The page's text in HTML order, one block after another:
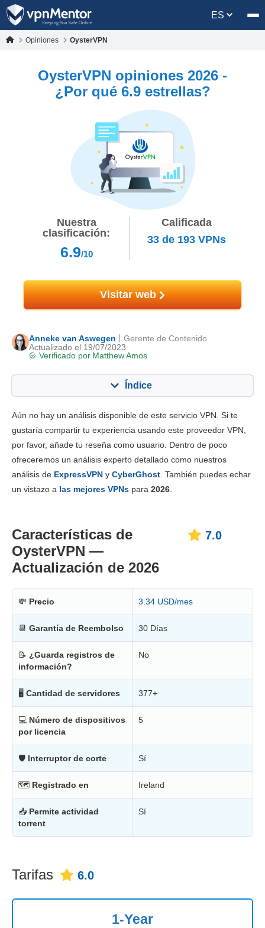
ES
Opiniones OysterVPN
OysterVPN opiniones 2026 -
¿Por qué 6.9 estrellas?
Nuestra
clasificación:
6.9/10
Calificada
33de 193 VPNs
Visitar web
Anneke van Aswegen
Actualizado el 19/07/2023
Verificado por Matthew Amos
Gerente de Contenido
Índice
Funciones principales 7.0
Instalación y apps 7.0
Fiabilidad y asistencia 8.0
Aún no hay un análisis disponible de este servicio VPN. Si te
gustaría compartir tu experiencia usando este proveedor VPN,
por favor, añade tu reseña como usuario. Dentro de poco
ofreceremos un análisis experto detallado como nuestros
análisis de ExpressVPN y CyberGhost. También puedes echar
un vistazo a las mejores VPNs para 2026.
Características de
OysterVPN —
Actualización de 2026
7.0
💸 Precio 3.34 USD/mes
📆 Garantía de Reembolso 30 Días
📝 ¿Guarda registros de
información?
No
🖥 Cantidad de servidores 377+
💻 Número de dispositivos
por licencia
5
🛡 Interruptor de corte Sí
🗺 Registrado en Ireland
📥 Permite actividad
torrent
Sí
Tarifas 6.0
1-Year